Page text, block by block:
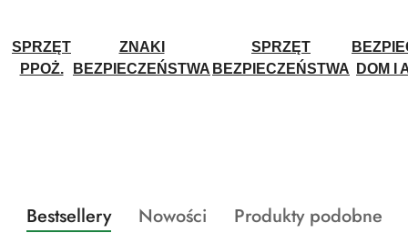
SPRZĘT
PPOŻ.
ZNAKI
BEZPIECZEŃSTWA
SPRZĘT
BEZPIECZEŃSTWA
DOM I
Pomiń karuzelę produktów
Produkty
Bestsellery
Produkty
Nowości
Produkty
Produkty podobne